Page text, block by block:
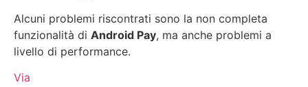
Alcuni problemi riscontrati sono la non completa
funzionalità di Android Pay, ma anche problemi a
livello di performance.
Via